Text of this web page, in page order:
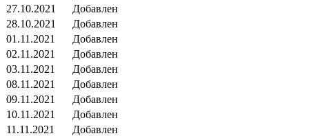
27.10.2021
Добавлен
28.10.2021
Добавлен
01.11.2021
Добавлен
02.11.2021
Добавлен
03.11.2021
Добавлен
08.11.2021
Добавлен
09.11.2021
Добавлен
10.11.2021
Добавлен
11.11.2021
Добавлен